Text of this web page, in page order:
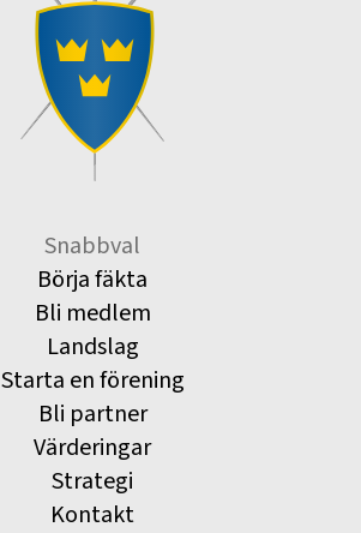
Snabbval
Börja fäkta
Bli medlem
Landslag
Starta en förening
Bli partner
Värderingar
Strategi
Kontakt